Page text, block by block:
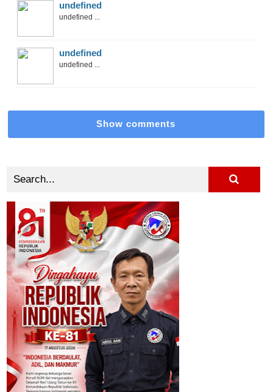
undefined
undefined ...
undefined
undefined ...
Show comments